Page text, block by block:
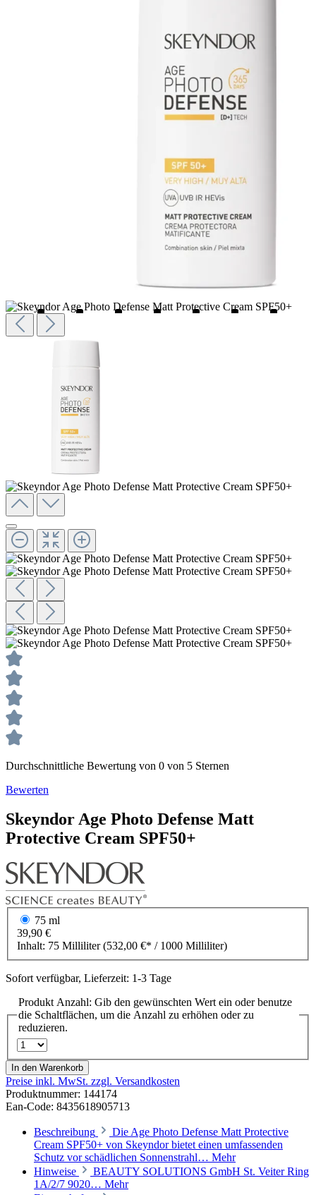
Durchschnittliche Bewertung von 0 von 5 Sternen
Bewerten
SkeyndorAge Photo Defense Matt
Protective Cream SPF50+
75 ml
39,90 €
Inhalt: 75 Milliliter(532,00 €* / 1000 Milliliter)
Sofort verfügbar, Lieferzeit: 1-3 Tage
Produkt Anzahl: Gib den gewünschten Wert ein oder benutze
die Schaltflächen, um die Anzahl zu erhöhen oder zu
reduzieren.
In den Warenkorb
Preise inkl. MwSt. zzgl. Versandkosten
Produktnummer: 144174
Ean-Code: 8435618905713
Beschreibung
Die Age Photo Defense Matt Protective
Cream SPF50+ von Skeyndor bietet einen umfassenden
Schutz vor schädlichen Sonnenstrahl… Mehr
Hinweise
BEAUTY SOLUTIONS GmbH St. Veiter Ring
1A/2/7 9020… Mehr